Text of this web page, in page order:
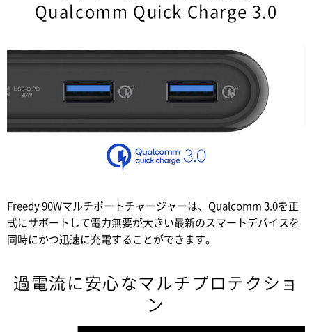
Qualcomm Quick Charge 3.0
Freedy 90Wマルチポートチャージャーは、Qualcomm 3.0を正
式にサポートして電力無要が大きい最新のスマートデバイスを
同時にかつ迅速に充電することができます。
過電流に安心なマルチプロテクショ
ン